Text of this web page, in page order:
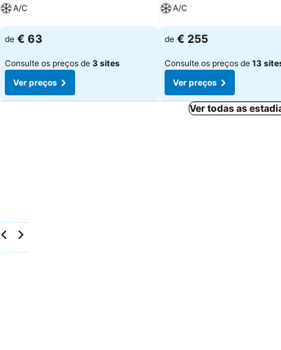
A/C
Ver preços
de € 63
Consulte os preços de 3 sites
Ver preços
A/C
Ver preços
de € 255
Consulte os preços de 13
Ver preços
Ver todas as